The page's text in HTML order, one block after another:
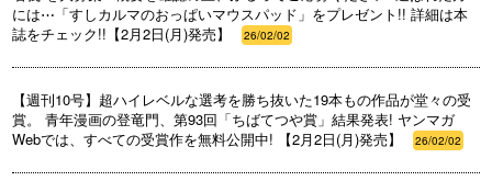
には⋯「すしカルマのおっぱいマウスパッド」をプレゼント!! 詳細は本
誌をチェック!!【2月2日(月)発売】
26/02/02
【週刊10号】超ハイレベルな選考を勝ち抜いた19本もの作品が堂々の受
賞。 青年漫画の登竜門、第93回「ちばてつや賞」結果発表! ヤンマガ
Webでは、すべての受賞作を無料公開中! 【2月2日(月)発売】
26/02/02